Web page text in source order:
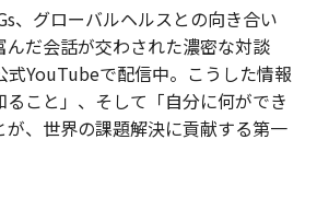
、グローバルヘルスとの向き合い
んだ会話が交わされた濃密な対談
式YouTubeで配信中。こうした情報
ること」、そして「自分に何ができ
が、世界の課題解決に貢献する第一